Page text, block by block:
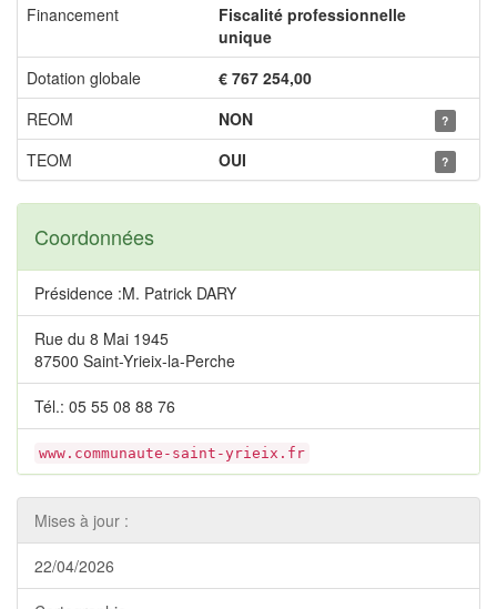
Financement
Fiscalité professionnelle
unique
Dotation globale
€ 767 254,00
REOM
NON ?
TEOM OUI ?
Coordonnées
Présidence :M. Patrick DARY
Rue du 8 Mai 1945
87500 Saint-Yrieix-la-Perche
Tél.: 05 55 08 88 76
www.communaute-saint-yrieix.fr
Mises à jour :
22/04/2026